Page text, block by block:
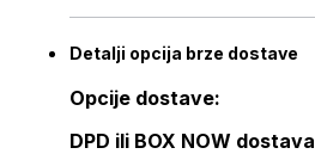
Detalji opcija brze dostave
Opcije dostave:
DPD ili BOX NOW